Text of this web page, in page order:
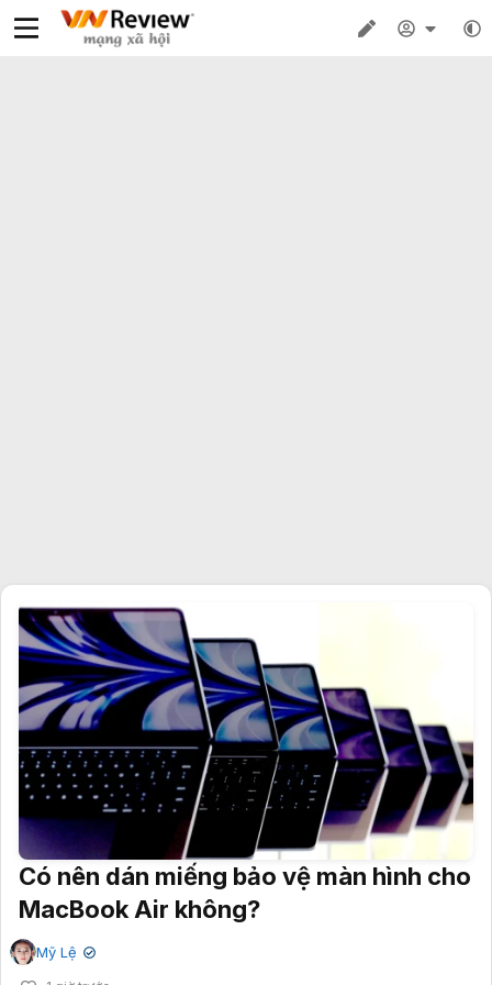
Có nên dán miếng bảo vệ màn hình cho
MacBook Air không?
Mỹ Lệ ✔